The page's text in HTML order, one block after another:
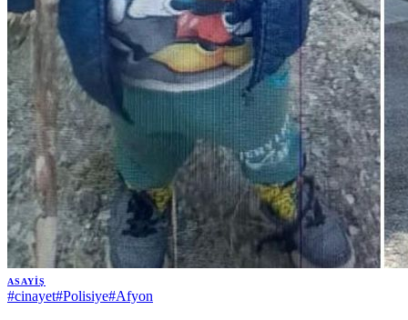
ASAYIŞ
#cinayet#Polisiye#Afyon